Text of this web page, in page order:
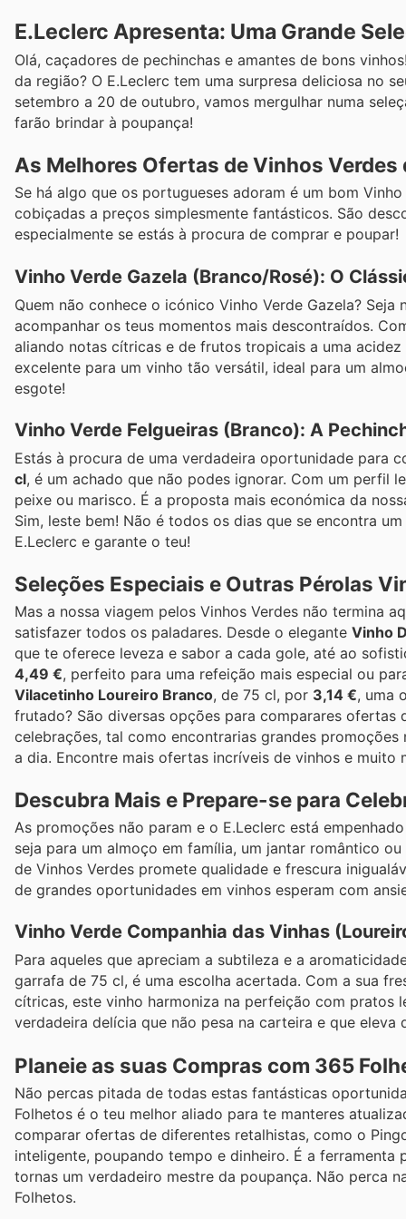
E.Leclerc Apresenta: Uma Grande
Olá, caçadores de pechinchas e amantes de bons
da região? O E.Leclerc tem uma surpresa deliciosa no
setembro a 20 de outubro, vamos mergulhar numa
farão brindar à poupança!
As Melhores Ofertas de Vinhos Verdes
Se há algo que os portugueses adoram é um bom
cobiçadas a preços simplesmente fantásticos. São
especialmente se estás à procura de comprar e poupar!
Vinho Verde Gazela (Branco/Rosé): O
Quem não conhece o icónico Vinho Verde Gazela? Seja
acompanhar os teus momentos mais descontraídos.
aliando notas cítricas e de frutos tropicais a uma
excelente para um vinho tão versátil, ideal para um
esgote!
Vinho Verde Felgueiras (Branco): A
Estás à procura de uma verdadeira oportunidade para
cl, é um achado que não podes ignorar. Com um perfil
peixe ou marisco. É a proposta mais económica da
Sim, leste bem! Não é todos os dias que se encontra
E.Leclerc e garante o teu!
Seleções Especiais e Outras Pérolas
Mas a nossa viagem pelos Vinhos Verdes não termina
satisfazer todos os paladares. Desde o elegante Vinho
que te oferece leveza e sabor a cada gole, até ao
4,49 €, perfeito para uma refeição mais especial ou
Vilacetinho Loureiro Branco, de 75 cl, por 3,14 €, uma
frutado? São diversas opções para comparares ofertas
celebrações, tal como encontrarias grandes
a dia. Encontre mais ofertas incríveis de vinhos e muito
Descubra Mais e Prepare-se para
As promoções não param e o E.Leclerc está
seja para um almoço em família, um jantar romântico
de Vinhos Verdes promete qualidade e frescura
de grandes oportunidades em vinhos esperam com
Vinho Verde Companhia das Vinhas
Para aqueles que apreciam a subtileza e a
garrafa de 75 cl, é uma escolha acertada. Com a sua
cítricas, este vinho harmoniza na perfeição com
verdadeira delícia que não pesa na carteira e que
Planeie as suas Compras com 365
Não percas pitada de todas estas fantásticas
Folhetos é o teu melhor aliado para te manteres
comparar ofertas de diferentes retalhistas, como o
inteligente, poupando tempo e dinheiro. É a
tornas um verdadeiro mestre da poupança. Não perca
Folhetos.